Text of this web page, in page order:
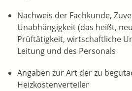
Nachweis der Fachkunde,
Unabhängigkeit (das heißt,
Prüftätigkeit, wirtschaftliche
Leitung und des Personals
Angaben zur Art der zu
Heizkostenverteiler